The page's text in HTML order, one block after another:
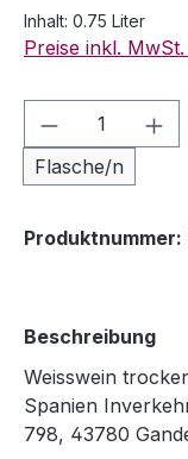
Inhalt: 0.75 Liter
Preise inkl.
Produkt
Flasche/n
Produktnummer:
Beschreibung
Weisswein
Spanien
798, 43780